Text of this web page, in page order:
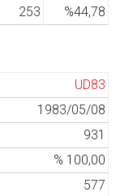
253 %44,78
UD83
1983/05/08
931
% 100,00
577